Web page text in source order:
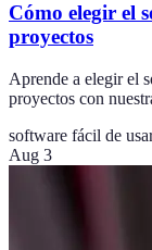
Cómo elegir el
proyectos
Aprende a elegir el
proyectos con
software fácil de
Aug 3